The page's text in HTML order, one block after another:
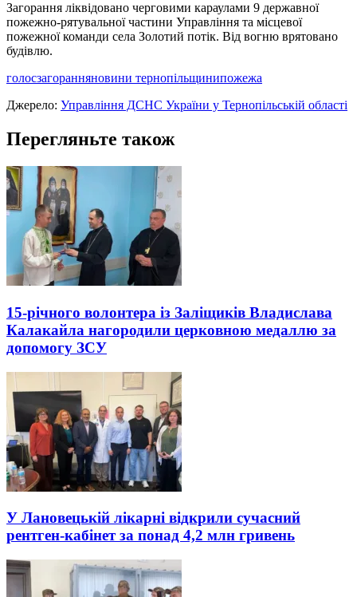
Загорання ліквідовано черговими караулами 9 державної
пожежно-рятувальної частини Управління та місцевої
пожежної команди села Золотий потік. Від вогню врятовано
будівлю.
голосзагоранняновини тернопільщинипожежа
Джерело: Управління ДСНС України у Тернопільській області
Перегляньте також
15-річного волонтера із Заліщиків Владислава
Калакайла нагородили церковною медаллю за
допомогу ЗСУ
У Лановецькій лікарні відкрили сучасний
рентген-кабінет за понад 4,2 млн гривень